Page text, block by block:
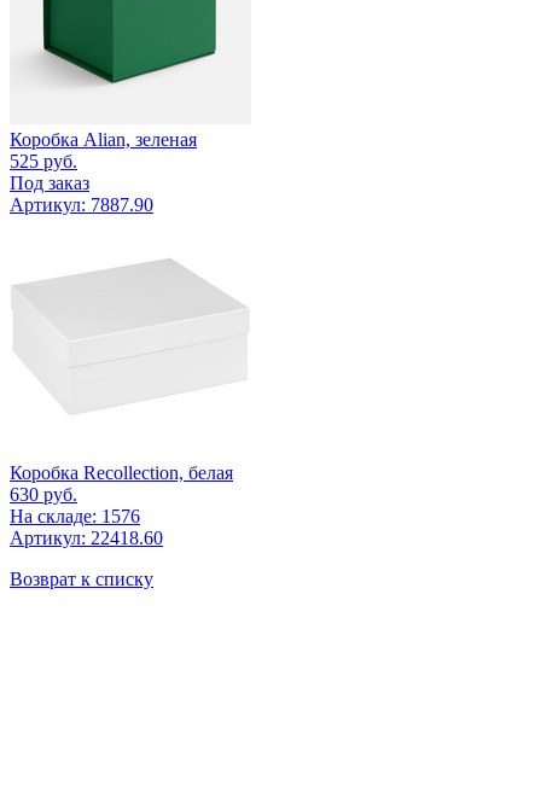
Коробка Alian, зеленая
525 руб.
Под заказ
Артикул: 7887.90
Коробка Recollection, белая
630 руб.
На складе: 1576
Артикул: 22418.60
Возврат к списку